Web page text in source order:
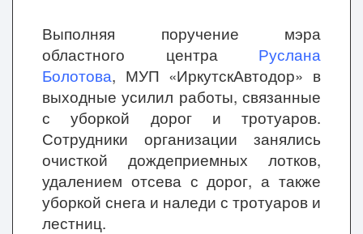
Выполняя поручение мэра
областного центра Руслана
Болотова, МУП «ИркутскАвтодор» в
выходные усилил работы, связанные
с уборкой дорог и тротуаров.
Сотрудники организации занялись
очисткой дождеприемных лотков,
удалением отсева с дорог, а также
уборкой снега и наледи с тротуаров и
лестниц.